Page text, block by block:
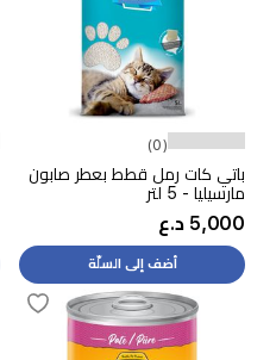
(0)
باتي كات رمل قطط بعطر صابون
مارسيليا - 5 لتر
5,000 د.ع
أضف إلى السلّة